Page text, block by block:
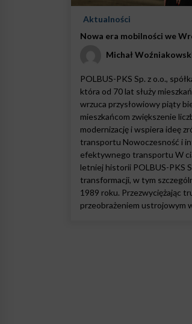
Aktualności
Nowa era mobilności we
Michał
POLBUS-PKS Sp. z o.o.,
która od 70 lat służy
wrzuca przysłowiowy piąty
mieszkańcom zwiększenie
modernizację i wspiera ideę
transportu Nowoczesność i
efektywnego transportu W
letniej historii POLBUS-PKS
transformacji, w tym
1989 roku. Przezwyciężając
przeobrażeniem ustrojowym